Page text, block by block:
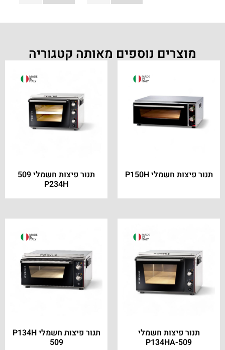
מוצרים נוספים מאותה קטגוריה
תנור פיצות חשמלי P150H תנור פיצות חשמלי 509
P234H
תנור פיצות חשמלי
P134HA-509
תנור פיצות חשמלי P134H
509